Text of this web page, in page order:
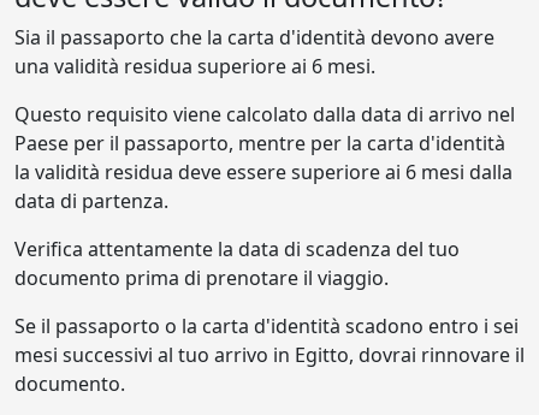
Sia il passaporto che la carta d'identità devono avere
una validità residua superiore ai 6 mesi.
Questo requisito viene calcolato dalla data di arrivo nel
Paese per il passaporto, mentre per la carta d'identità
la validità residua deve essere superiore ai 6 mesi dalla
data di partenza.
Verifica attentamente la data di scadenza del tuo
documento prima di prenotare il viaggio.
Se il passaporto o la carta d'identità scadono entro i sei
mesi successivi al tuo arrivo in Egitto, dovrai rinnovare il
documento.